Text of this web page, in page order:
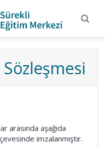
arasında aşağıda
imzalanmıştır.